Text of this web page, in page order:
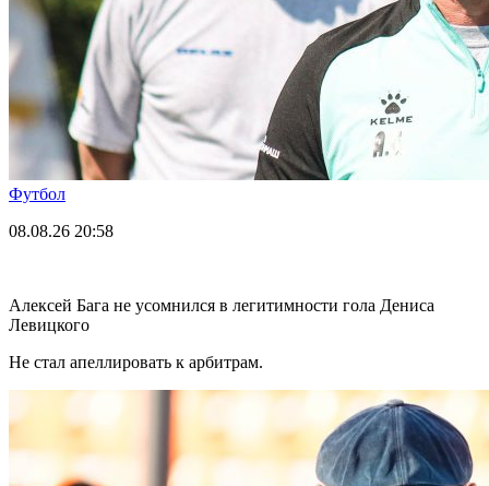
Футбол
08.08.26 20:58
Алексей Бага не усомнился в легитимности гола Дениса
Левицкого
Не стал апеллировать к арбитрам.